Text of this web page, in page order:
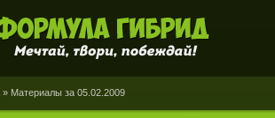
Гибрид
» Материалы за 05.02.2009